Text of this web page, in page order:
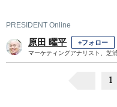
PRESIDENT Online
原田 曜平 +フォロー
マーケティングアナリスト、芝
1